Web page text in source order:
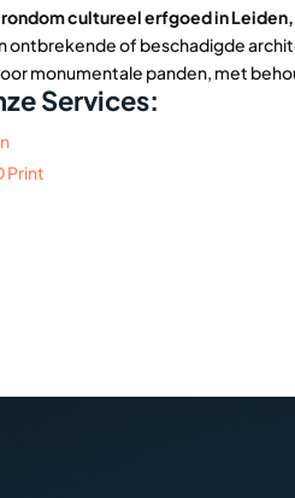
cultureel erfgoed in
ontbrekende of beschadigde
monumentale panden, met
Services:
Print